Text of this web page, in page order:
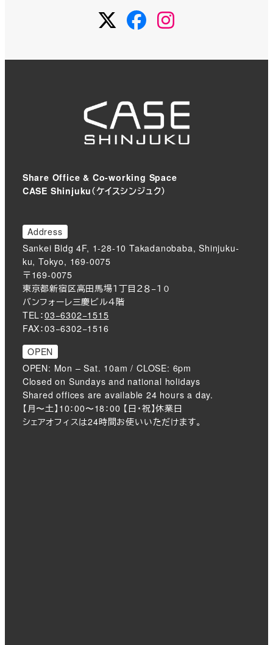
TwitterFacebook
Share Office & Co-working Space
CASE Shinjuku（ケイスシンジュク）
Address
Sankei Bldg 4F, 1-28-10 Takadanobaba, Shinjuku-
ku, Tokyo, 169-0075
〒169-0075
東京都新宿区高田馬場１丁目２８−１０
バンフォーレ三慶ビル４階
TEL：03−6302−1515
FAX：03−6302−1516
OPEN
OPEN: Mon – Sat. 10am / CLOSE: 6pm
Closed on Sundays and national holidays
Shared offices are available 24 hours a day.
【月〜土】10：00〜18：00 【日・祝】休業日
シェアオフィスは24時間お使いいただけます。